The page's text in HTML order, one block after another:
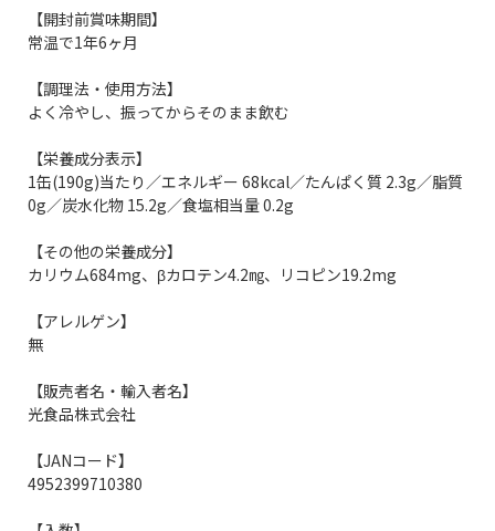
【開封前賞味期間】
常温で1年6ヶ月
【調理法・使用方法】
よく冷やし、振ってからそのまま飲む
【栄養成分表示】
1缶(190g)当たり／エネルギー 68kcal／たんぱく質 2.3g／脂質
0g／炭水化物 15.2g／食塩相当量 0.2g
【その他の栄養成分】
カリウム684mg、βカロテン4.2㎎、リコピン19.2mg
【アレルゲン】
無
【販売者名・輸入者名】
光食品株式会社
【JANコード】
4952399710380